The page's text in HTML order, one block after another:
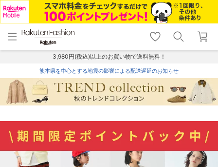
menu home
トップ
shopping_cart lock_outline
ログイン
3,980円(税込)以上のお買い物で送料無料！
熊本県を中心とする地震の影響による配送遅延のお知らせ